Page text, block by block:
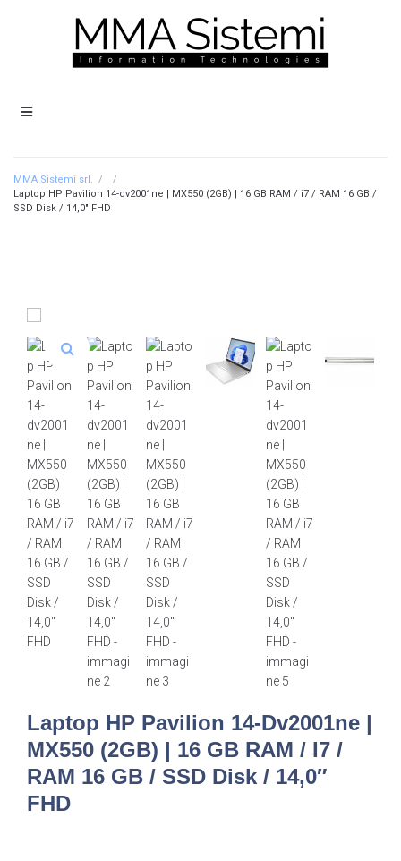
MMA Sistemi srl. /
/
Laptop HP Pavilion 14-dv2001ne | MX550 (2GB) | 16 GB RAM / i7 / RAM 16 GB /
SSD Disk / 14,0″ FHD
Laptop HP Pavilion 14-Dv2001ne |
MX550 (2GB) | 16 GB RAM / I7 /
RAM 16 GB / SSD Disk / 14,0″
FHD